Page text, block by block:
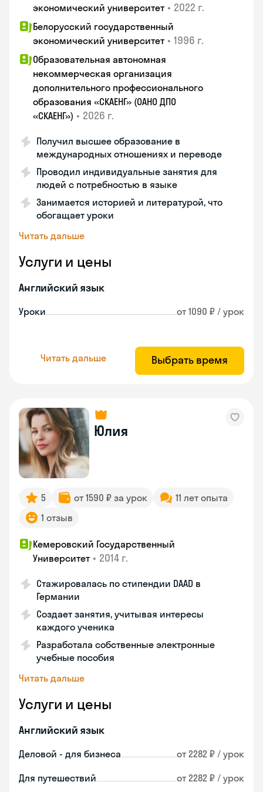
экономический университет • 2022 г.
Белорусский государственный
экономический университет • 1996 г.
Образовательная автономная
некоммерческая организация
дополнительного профессионального
образования «СКАЕНГ» (ОАНО ДПО
«СКАЕНГ») • 2026 г.
Получил высшее образование в
международных отношениях и переводе
Проводил индивидуальные занятия для
людей с потребностью в языке
Занимается историей и литературой, что
обогащает уроки
Читать дальше
Услуги и цены
Английский язык
Уроки от 1090 ₽ / урок
Читать дальше Выбрать время
Юлия
5 от 1590 ₽ за урок
11 лет опыта
1 отзыв
Кемеровский Государственный
Университет • 2014 г.
Стажировалась по стипендии DAAD в
Германии
Создает занятия, учитывая интересы
каждого ученика
Разработала собственные электронные
учебные пособия
Читать дальше
Услуги и цены
Английский язык
Деловой - для бизнеса от 2282 ₽ / урок
Для путешествий от 2282 ₽ / урок